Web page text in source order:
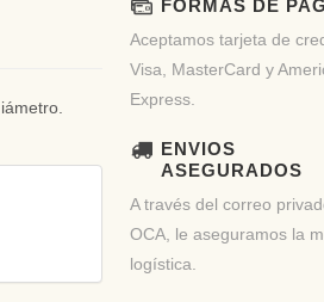
FORMAS DE
Aceptamos tarjeta de
Visa, MasterCard y
Express.
ENVIOS
ASEGURADOS
A través del correo
OCA, le aseguramos la
logística.